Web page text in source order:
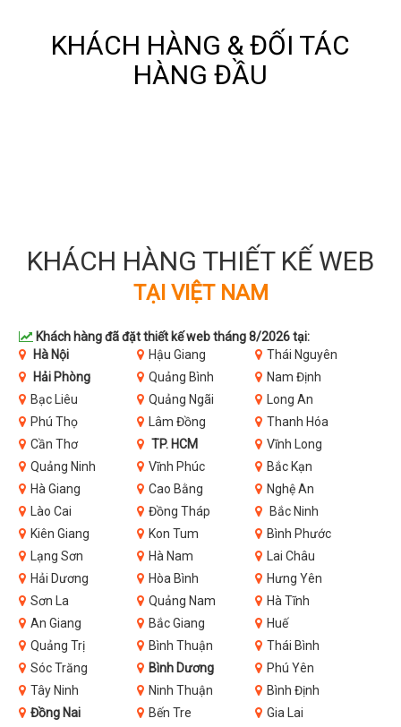
KHÁCH HÀNG & ĐỐI TÁC
HÀNG ĐẦU
KHÁCH HÀNG THIẾT KẾ WEB
TẠI VIỆT NAM
Khách hàng đã đặt thiết kế web tháng 8/2026 tại:
Hà Nội
Hậu Giang
Thái Nguyên
Hải Phòng
Quảng Bình
Nam Định
Bạc Liêu
Quảng Ngãi
Long An
Phú Thọ
Lâm Đồng
Thanh Hóa
Cần Thơ
TP. HCM
Vĩnh Long
Quảng Ninh
Vĩnh Phúc
Bắc Kạn
Hà Giang
Cao Bằng
Nghệ An
Lào Cai
Đồng Tháp
Bắc Ninh
Kiên Giang
Kon Tum
Bình Phước
Lạng Sơn
Hà Nam
Lai Châu
Hải Dương
Hòa Bình
Hưng Yên
Sơn La
Quảng Nam
Hà Tĩnh
An Giang
Bắc Giang
Huế
Quảng Trị
Bình Thuận
Thái Bình
Sóc Trăng
Bình Dương
Phú Yên
Tây Ninh
Ninh Thuận
Bình Định
Đồng Nai
Bến Tre
Gia Lai